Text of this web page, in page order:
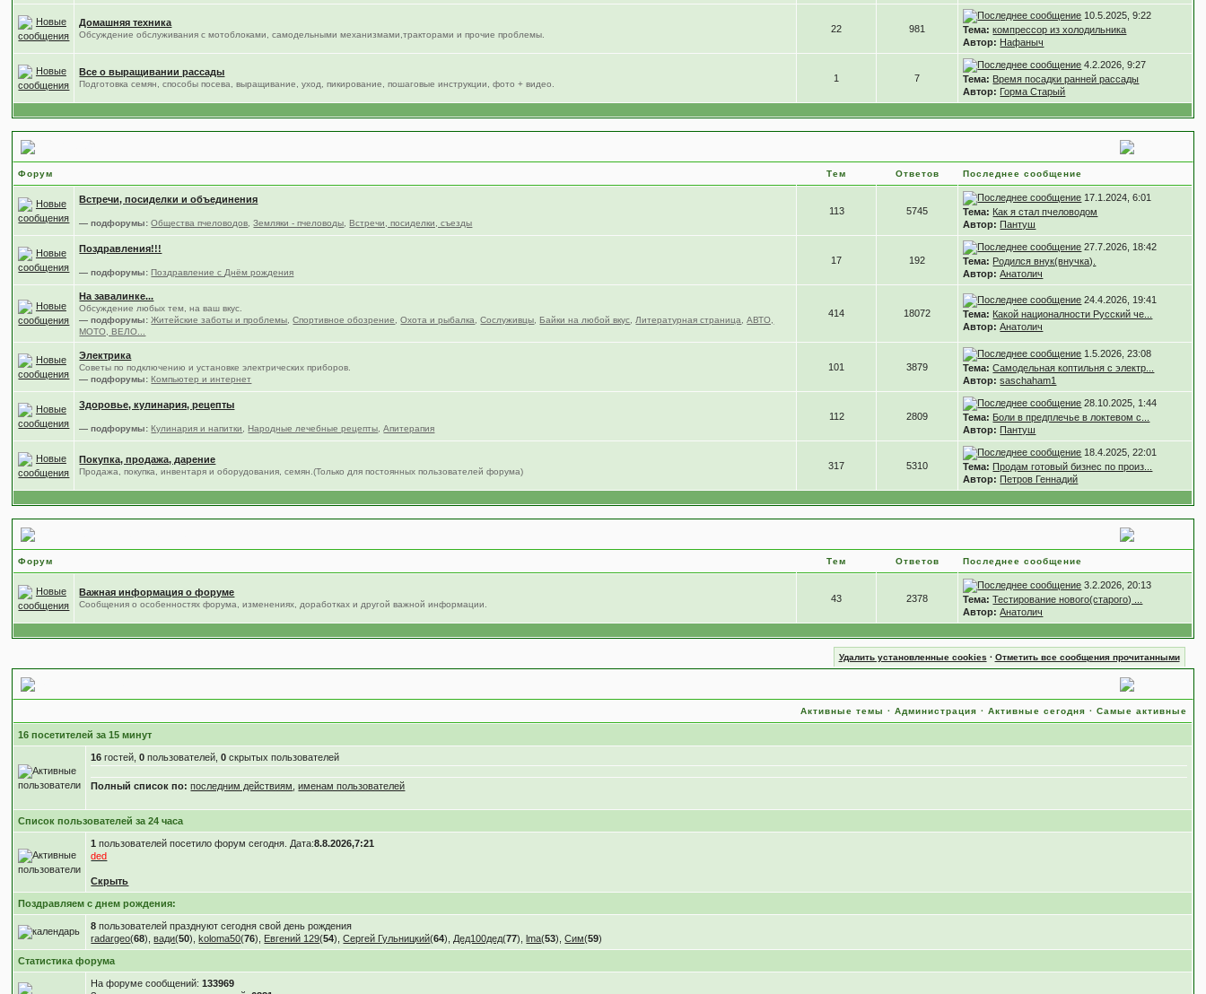
Домашняя техника
Обсуждение обслуживания с мотоблоками, самодельными механизмами,тракторами и прочие проблемы.
22 981
10.5.2025, 9:22
Тема: компрессор из холодильника
Автор: Нафаныч
Все о выращивании рассады
Подготовка семян, способы посева, выращивание, уход, пикирование, пошаговые инструкции, фото + видео.
1 7
4.2.2026, 9:27
Тема: Время посадки ранней рассады
Автор: Горма Старый
Форум Тем Ответов Последнее сообщение
Встречи, посиделки и объединения
— подфорумы: Общества пчеловодов ,Земляки - пчеловоды ,Встречи, посиделки, съезды
113 5745
17.1.2024, 6:01
Тема: Как я стал пчеловодом
Автор: Пантуш
Поздравления!!!
— подфорумы: Поздравление с Днём рождения
17 192
27.7.2026, 18:42
Тема: Родился внук(внучка).
Автор: Анатолич
На завалинке...
Обсуждение любых тем, на ваш вкус.
— подфорумы: Житейские заботы и проблемы ,Спортивное обозрение ,Охота и рыбалка ,Сослуживцы ,Байки на любой вкус Литературная страница ,АВТО,
МОТО, ВЕЛО...
414 18072
24.4.2026, 19:41
Тема: Какой националности Русский че...
Автор: Анатолич
Электрика
Советы по подключению и установке электрических приборов.
— подфорумы: Компьютер и интернет
101 3879
1.5.2026, 23:08
Тема: Самодельная коптильня с электр...
Автор: saschaham1
Здоровье, кулинария, рецепты
— подфорумы: Кулинария и напитки ,Народные лечебные рецепты ,Апитерапия
112 2809
28.10.2025, 1:44
Тема: Боли в предплечье в локтевом с...
Автор: Пантуш
Покупка, продажа, дарение
Продажа, покупка, инвентаря и оборудования, семян.(Только для постоянных пользователей форума)
317 5310
18.4.2025, 22:01
Тема: Продам готовый бизнес по произ...
Автор: Петров Геннадий
Форум Тем Ответов Последнее сообщение
Важная информация о форуме
Сообщения о особенностях форума, изменениях, доработках и другой важной информации.
43 2378
3.2.2026, 20:13
Тема: Тестирование нового(старого) ...
Автор: Анатолич
Удалить установленные cookies · Отметить все сообщения прочитанными
Активные темы ·Администрация ·Активные сегодня ·Самые активные
16 посетителей за 15 минут
16 гостей,0 пользователей,0 скрытых пользователей
Полный список по: последним действиям ,именам пользователей
Список пользователей за 24 часа
1 пользователей посетило форум сегодня. Дата:8.8.2026,7:21
ded
Скрыть
Поздравляем с днем рождения:
8 пользователей празднуют сегодня свой день рождения
radargeo(68),вади(50),koloma50(76), Евгений 129(54),Сергей Гульницкий(64), Дед100дед(77),lma(53),Сим(59)
Статистика форума
На форуме сообщений:133969